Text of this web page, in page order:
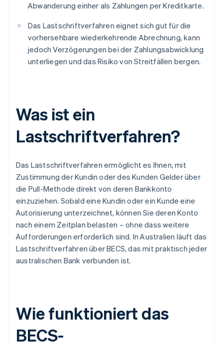
Abwanderung einher als Zahlungen per Kreditkarte.
Das Lastschriftverfahren eignet sich gut für die
vorhersehbare wiederkehrende Abrechnung, kann
jedoch Verzögerungen bei der Zahlungsabwicklung
unterliegen und das Risiko von Streitfällen bergen.
Was ist ein
Lastschriftverfahren?
Das Lastschriftverfahren ermöglicht es Ihnen, mit
Zustimmung der Kundin oder des Kunden Gelder über
die Pull-Methode direkt von deren Bankkonto
einzuziehen. Sobald eine Kundin oder ein Kunde eine
Autorisierung unterzeichnet, können Sie deren Konto
nach einem Zeitplan belasten – ohne dass weitere
Aufforderungen erforderlich sind. In Australien läuft das
Lastschriftverfahren über BECS, das mit praktisch jeder
australischen Bank verbunden ist.
Wie funktioniert das
BECS-